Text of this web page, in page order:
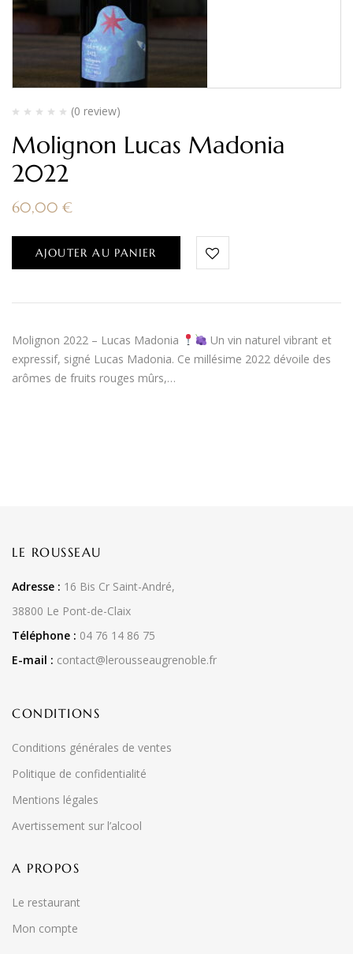
(0 review)
Molignon Lucas Madonia
2022
60,00 €
AJOUTER AU PANIER
Molignon 2022 – Lucas Madonia
Un vin naturel vibrant et
expressif, signé Lucas Madonia. Ce millésime 2022 dévoile des
arômes de fruits rouges mûrs,…
LE ROUSSEAU
Adresse : 16 Bis Cr Saint-André,
38800 Le Pont-de-Claix
Téléphone : 04 76 14 86 75
E-mail : contact@lerousseaugrenoble.fr
CONDITIONS
Conditions générales de ventes
Politique de confidentialité
Mentions légales
Avertissement sur l’alcool
A PROPOS
Le restaurant
Mon compte